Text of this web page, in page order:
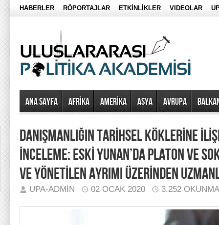
HABERLER RÖPORTAJLAR ETKİNLİKLER VIDEOLAR
Ana Sayfa AFRİKA AMERİKA ASYA AVRUPA
DANIŞMANLIĞIN TARİHSEL KÖKLERİNE
İNCELEME: ESKİ YUNAN’DA PLATON VE
VE YÖNETİLEN AYRIMI ÜZERİNDEN
UPA-ADMIN 02 OCAK 2020 3.252 OKUNMA